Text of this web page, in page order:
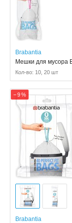
Brabantia
Мешки для мусора
Кол-во: 10, 20 шт
− 9 %
Brabantia